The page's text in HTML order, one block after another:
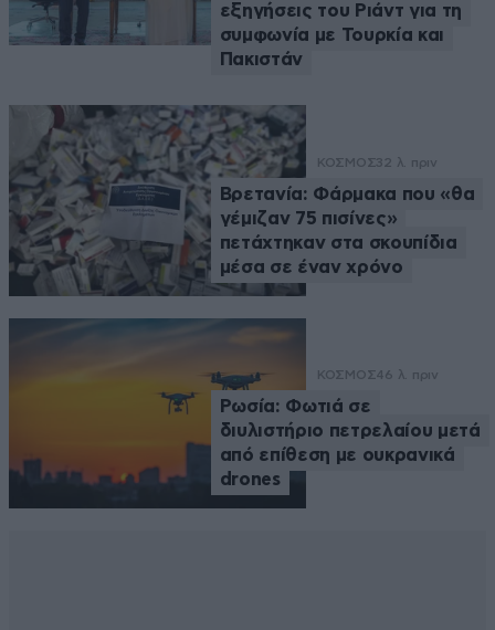
εξηγήσεις του Ριάντ για τη
συμφωνία με Τουρκία και
Πακιστάν
ΚΟΣΜΟΣ32 λ. πριν
Βρετανία: Φάρμακα που «θα
γέμιζαν 75 πισίνες»
πετάχτηκαν στα σκουπίδια
μέσα σε έναν χρόνο
ΚΟΣΜΟΣ46 λ. πριν
Ρωσία: Φωτιά σε
διυλιστήριο πετρελαίου μετά
από επίθεση με ουκρανικά
drones